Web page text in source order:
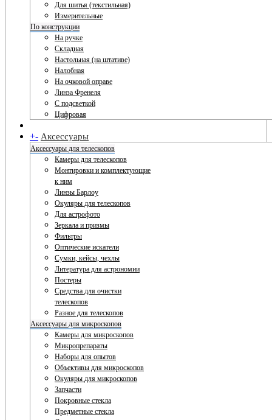
Для шитья (текстильная)
Измерительные
По конструкции
На ручке
Складная
Настольная (на штативе)
Налобная
На очковой оправе
Линза Френеля
С подсветкой
Цифровая
+- Аксессуары
Аксессуары для телескопов
Камеры для телескопов
Монтировки и комплектующие
к ним
Линзы Барлоу
Окуляры для телескопов
Для астрофото
Зеркала и призмы
Фильтры
Оптические искатели
Сумки, кейсы, чехлы
Литература для астрономии
Постеры
Средства для очистки
телескопов
Разное для телескопов
Аксессуары для микроскопов
Камеры для микроскопов
Микропрепараты
Наборы для опытов
Объективы для микроскопов
Окуляры для микроскопов
Запчасти
Покровные стекла
Предметные стекла